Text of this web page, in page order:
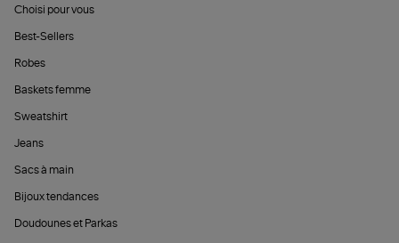
Choisi pour vous
Best-Sellers
Robes
Baskets femme
Sweatshirt
Jeans
Sacs à main
Bijoux tendances
Doudounes et Parkas